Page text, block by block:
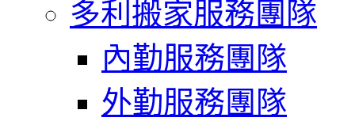
多利搬家服務團隊
內勤服務團隊
外勤服務團隊